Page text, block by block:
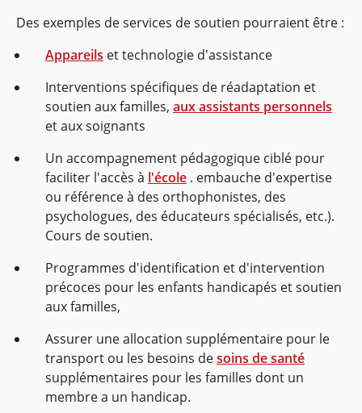
Des exemples de services de soutien pourraient être :
Appareils et technologie d'assistance
Interventions spécifiques de réadaptation et
soutien aux familles, aux assistants personnels
et aux soignants
Un accompagnement pédagogique ciblé pour
faciliter l'accès à l'école . embauche d'expertise
ou référence à des orthophonistes, des
psychologues, des éducateurs spécialisés, etc.).
Cours de soutien.
Programmes d'identification et d'intervention
précoces pour les enfants handicapés et soutien
aux familles,
Assurer une allocation supplémentaire pour le
transport ou les besoins desoins de santé
supplémentaires pour les familles dont un
membre a un handicap.